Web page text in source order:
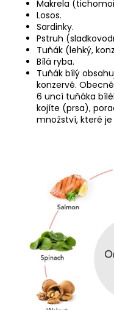
Makrela
Losos.
Sardinky.
Pstruh
Tuňák (lehký,
Bílá ryba.
Tuňák bílý
konzervě.
6 uncí tuňáka
kojíte (prsa),
množství, které